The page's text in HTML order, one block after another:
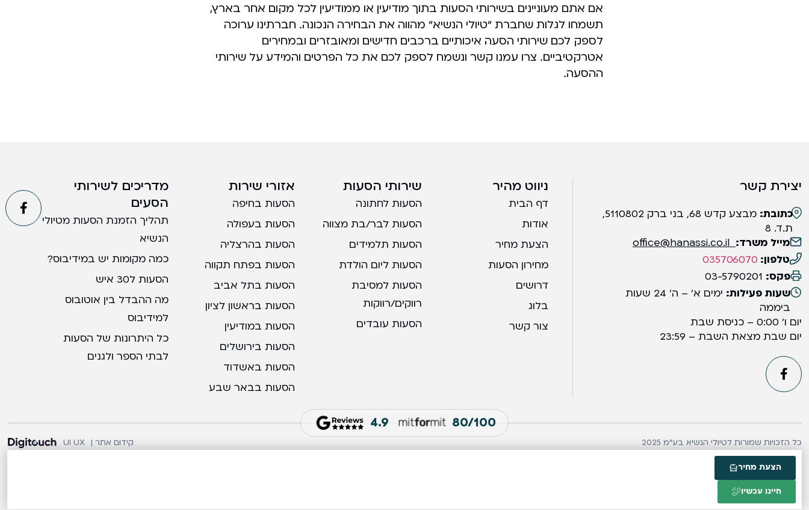
אם אתם מעוניינים בשירותי הסעות בתוך מודיעין או ממודיעין לכל מקום אחר בארץ,
תשמחו לגלות שחברת "טיולי הנשיא" מהווה את הבחירה הנכונה. חברתינו ערוכה
לספק לכם שירותי הסעה איכותיים ברכבים חדישים ומאובזרים ובמחירים
אטרקטיביים. צרו עמנו קשר ונשמח לספק לכם את כל הפרטים והמידע על שירותי
ההסעה.
יצירת קשר
כתובת:
מבצע קדש 68, בני ברק 5110802,
ת.ד. 8
מייל משרד:
טלפון: 035706070
פקס: 03-5790201
שעות פעילות:
ימים א' – ה' 24 שעות
ביממה
יום ו' 0:00 – כניסת שבת
יום שבת מצאת השבת – 23:59
ניווט מהיר
דף הבית
אודות
הצעת מחיר
מחירון הסעות
דרושים
בלוג
צור קשר
שירותי הסעות
הסעות לחתונה
הסעות לבר/בת מצווה
הסעות תלמידים
הסעות ליום הולדת
הסעות למסיבת
רווקים/רווקות
הסעות עובדים
אזורי שירות
הסעות בחיפה
הסעות בעפולה
הסעות בהרצליה
הסעות בפתח תקווה
הסעות בתל אביב
הסעות בראשון לציון
הסעות במודיעין
הסעות בירושלים
הסעות באשדוד
הסעות בבאר שבע
מדריכים לשירותי
הסעים
תהליך הזמנת הסעות מטיולי
הנשיא
כמה מקומות יש במידיבוס?
הסעות ל30 איש
מה ההבדל בין אוטובוס
למידיבוס
כל היתרונות של הסעות
לבתי הספר ולגנים
80/100
4.9
כל הזכויות שמורות לטיולי הנשיא בע״מ 2025 קידום אתר | UI UX
הצעת מחיר
חייגו עכשיו